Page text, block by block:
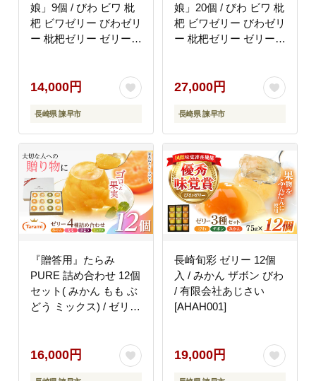
娘」9個 / びわ ビワ 枇
杷 ビワゼリー びわゼリ
ー 枇杷ゼリー ゼリー /
14,000円
長崎県 諫早市
娘」20個 / びわ ビワ 枇
杷 ビワゼリー びわゼリ
ー 枇杷ゼリー ゼリー /
27,000円
長崎県 諫早市
『贈答用』たらみ
PURE 詰め合わせ 12個
セット( みかん もも ぶ
どう ミックス) / ゼリー
だもの ミカン モモ ブ
ドウ / 諫早市 / 株式会
16,000円
長崎旬彩 ゼリー 12個
入 / みかん ザボン びわ
/ 有限会社あじさい
[AHAH001]
19,000円